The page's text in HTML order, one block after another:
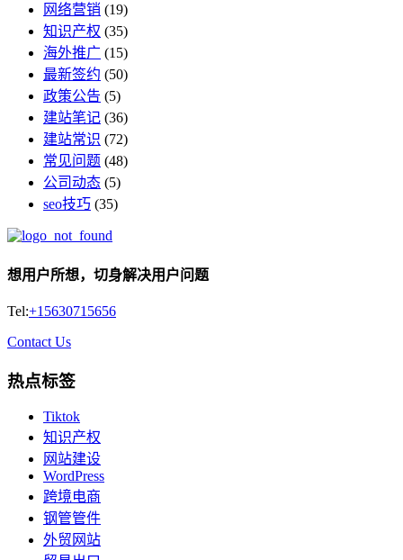
网络营销 (19)
知识产权 (35)
海外推广 (15)
最新签约 (50)
政策公告 (5)
建站笔记 (36)
建站常识 (72)
常见问题 (48)
公司动态 (5)
seo技巧 (35)
想用户所想，切身解决用户问题
Tel:+15630715656
Contact Us
热点标签
Tiktok
知识产权
网站建设
WordPress
跨境电商
钢管管件
外贸网站